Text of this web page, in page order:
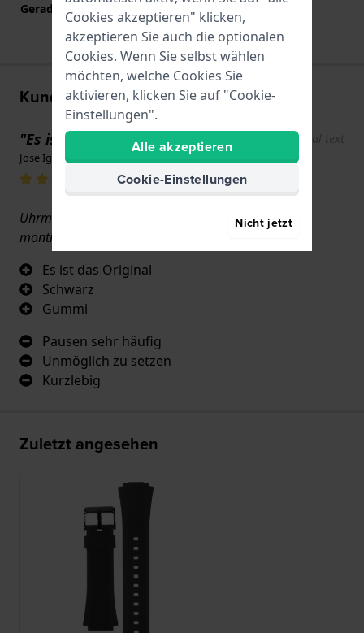
Gerade Bandhalterung
Kundenbewertungen
"Es ist das Original von Casio" Show original text
Jose Iglesias · 17. Juni 2022
Uhrmacherwerkstatt montiert, sehr schwierig zu
montieren aufgrund des Designs der Uhr.
Es ist das Original
Schwarz
Gummi
Pausen sehr häufig
Unmöglich zu setzen
Kurzlebig
Zuletzt angesehen
Cookies akzeptieren" klicken,
akzeptieren Sie auch die optionalen
Cookies. Wenn Sie selbst wählen
möchten, welche Cookies Sie
aktivieren, klicken Sie auf "Cookie-
Einstellungen".
Alle akzeptieren
Cookie-Einstellungen
Nicht jetzt